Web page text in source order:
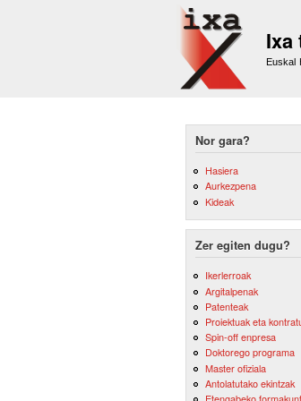
Ixa
Euskal
Nor gara?
Hasiera
Aurkezpena
Kideak
Zer egiten dugu?
Ikerlerroak
Argitalpenak
Patenteak
Proiektuak eta
Spin-off enpresa
Doktorego programa
Master ofiziala
Antolatutako ekintzak